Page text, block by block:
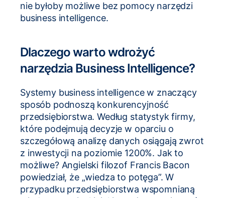
nie byłoby możliwe bez pomocy narzędzi
business intelligence.
Dlaczego warto wdrożyć
narzędzia Business Intelligence?
Systemy business intelligence w znaczący
sposób podnoszą konkurencyjność
przedsiębiorstwa. Według statystyk firmy,
które podejmują decyzje w oparciu o
szczegółową analizę danych osiągają zwrot
z inwestycji na poziomie 1200%. Jak to
możliwe? Angielski filozof Francis Bacon
powiedział, że „wiedza to potęga”. W
przypadku przedsiębiorstwa wspomnianą